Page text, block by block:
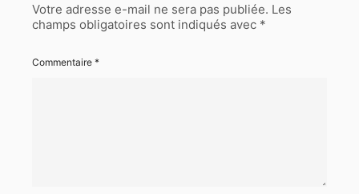
Votre adresse e-mail ne sera pas publiée. Les
champs obligatoires sont indiqués avec *
Commentaire *